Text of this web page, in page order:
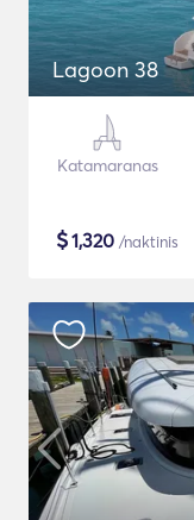
Lagoon 38
Katamaranas
$1,320 /naktinis